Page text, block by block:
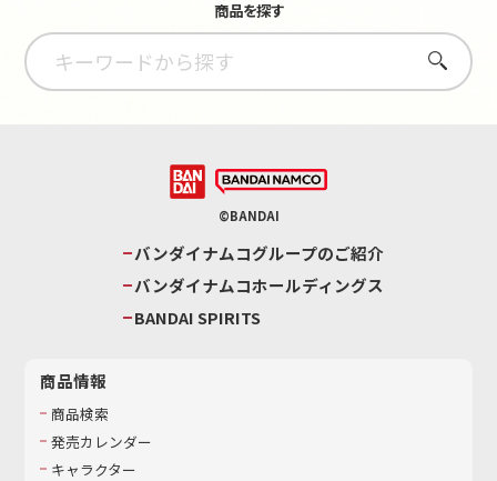
商品を探す
さがす
©BANDAI
バンダイナムコグループのご紹介
バンダイナムコホールディングス
BANDAI SPIRITS
商品情報
商品検索
発売カレンダー
キャラクター